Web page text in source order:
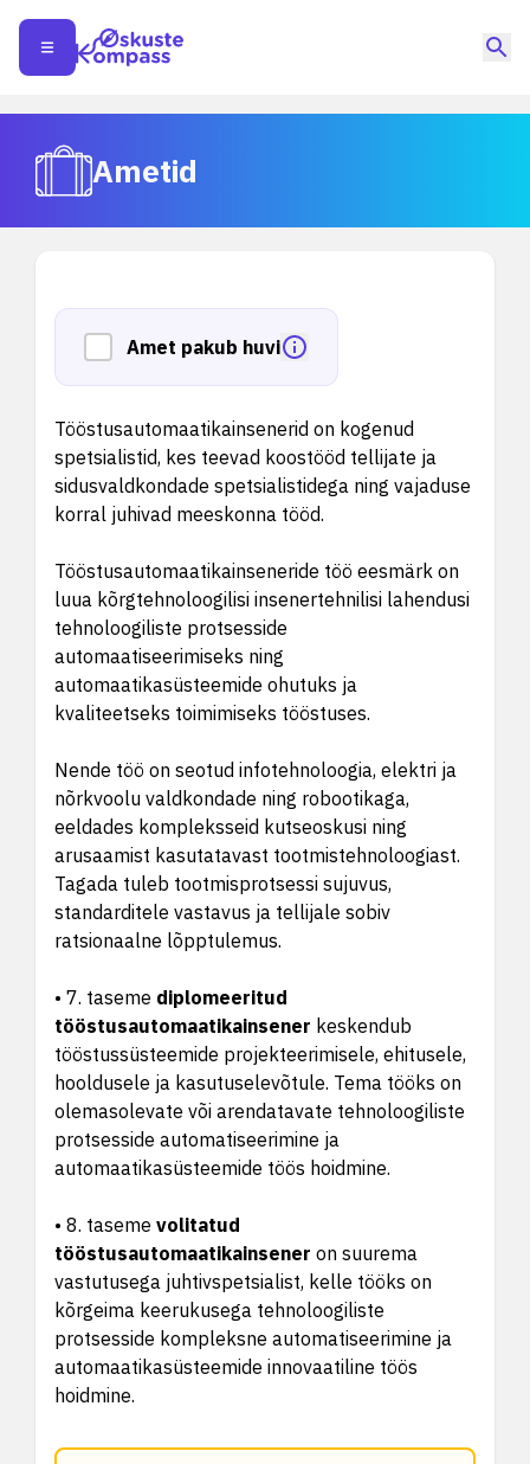
Ametid
Amet pakub huvi
Tööstusautomaatikainsenerid on kogenud
spetsialistid, kes teevad koostööd tellijate ja
sidusvaldkondade spetsialistidega ning vajaduse
korral juhivad meeskonna tööd.
Tööstusautomaatikainseneride töö eesmärk on
luua kõrgtehnoloogilisi insenertehnilisi lahendusi
tehnoloogiliste protsesside
automaatiseerimiseks ning
automaatikasüsteemide ohutuks ja
kvaliteetseks toimimiseks tööstuses.
Nende töö on seotud infotehnoloogia, elektri ja
nõrkvoolu valdkondade ning robootikaga,
eeldades kompleksseid kutseoskusi ning
arusaamist kasutatavast tootmistehnoloogiast.
Tagada tuleb tootmisprotsessi sujuvus,
standarditele vastavus ja tellijale sobiv
ratsionaalne lõpptulemus.
• 7. taseme diplomeeritud
tööstusautomaatikainsener keskendub
tööstussüsteemide projekteerimisele, ehitusele,
hooldusele ja kasutuselevõtule. Tema tööks on
olemasolevate või arendatavate tehnoloogiliste
protsesside automatiseerimine ja
automaatikasüsteemide töös hoidmine.
• 8. taseme volitatud
tööstusautomaatikainsener on suurema
vastutusega juhtivspetsialist, kelle tööks on
kõrgeima keerukusega tehnoloogiliste
protsesside kompleksne automatiseerimine ja
automaatikasüsteemide innovaatiline töös
hoidmine.